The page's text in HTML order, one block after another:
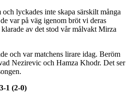
lyckades inte skapa särskilt många
var på väg igenom bröt vi deras
av det stod vår målvakt Mirza
och var matchens lirare idag. Beröm
Nezirevic och Hamza Khodr. Det ser
1 (2-0)